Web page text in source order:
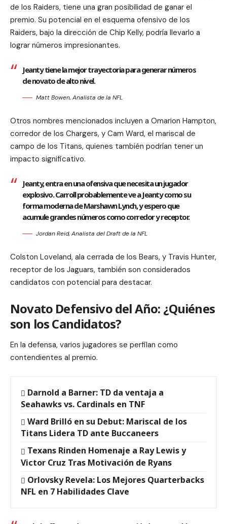
de los Raiders, tiene una gran posibilidad de ganar el
premio. Su potencial en el esquema ofensivo de los
Raiders, bajo la dirección de Chip Kelly, podría llevarlo a
lograr números impresionantes.
Jeanty tiene la mejor trayectoria para generar números
de novato de alto nivel.
Matt Bowen, Analista de la NFL
Otros nombres mencionados incluyen a Omarion Hampton,
corredor de los Chargers, y Cam Ward, el mariscal de
campo de los Titans, quienes también podrían tener un
impacto significativo.
Jeanty, entra en una ofensiva que necesita un jugador
explosivo. Carroll probablemente ve a Jeanty como su
forma moderna de Marshawn Lynch, y espero que
acumule grandes números como corredor y receptor.
Jordan Reid, Analista del Draft de la NFL
Colston Loveland, ala cerrada de los Bears, y Travis Hunter,
receptor de los Jaguars, también son considerados
candidatos con potencial para destacar.
Novato Defensivo del Año: ¿Quiénes
son los Candidatos?
En la defensa, varios jugadores se perfilan como
contendientes al premio.
Darnold a Barner: TD da ventaja a
Seahawks vs. Cardinals en TNF
Ward Brilló en su Debut: Mariscal de los
Titans Lidera TD ante Buccaneers
Texans Rinden Homenaje a Ray Lewis y
Victor Cruz Tras Motivación de Ryans
Orlovsky Revela: Los Mejores Quarterbacks
NFL en 7 Habilidades Clave